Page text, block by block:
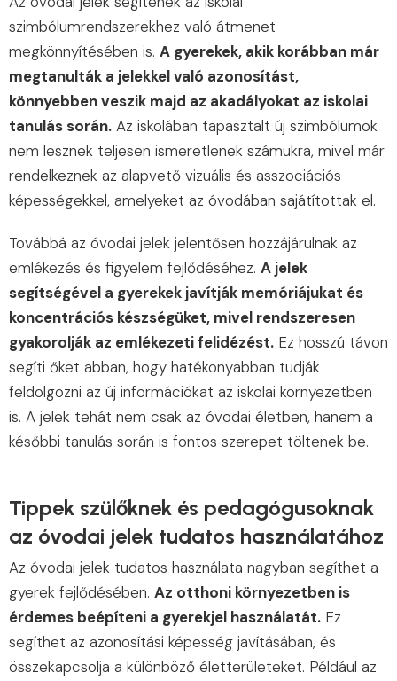
szimbólumrendszerekhez való átmenet
megkönnyítésében is. A gyerekek, akik korábban már
megtanulták a jelekkel való azonosítást,
könnyebben veszik majd az akadályokat az iskolai
tanulás során. Az iskolában tapasztalt új szimbólumok
nem lesznek teljesen ismeretlenek számukra, mivel már
rendelkeznek az alapvető vizuális és asszociációs
képességekkel, amelyeket az óvodában sajátítottak el.
Továbbá az óvodai jelek jelentősen hozzájárulnak az
emlékezés és figyelem fejlődéséhez. A jelek
segítségével a gyerekek javítják memóriájukat és
koncentrációs készségüket, mivel rendszeresen
gyakorolják az emlékezeti felidézést. Ez hosszú távon
segíti őket abban, hogy hatékonyabban tudják
feldolgozni az új információkat az iskolai környezetben
is. A jelek tehát nem csak az óvodai életben, hanem a
későbbi tanulás során is fontos szerepet töltenek be.
Tippek szülőknek és pedagógusoknak
az óvodai jelek tudatos használatához
Az óvodai jelek tudatos használata nagyban segíthet a
gyerek fejlődésében. Az otthoni környezetben is
érdemes beépíteni a gyerekjel használatát. Ez
segíthet az azonosítási képesség javításában, és
összekapcsolja a különböző életterületeket. Például az